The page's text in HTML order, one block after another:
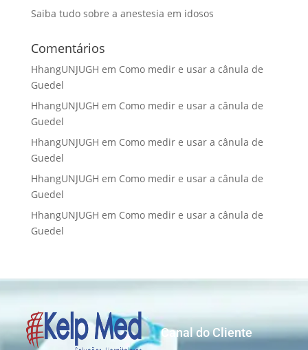
Saiba tudo sobre a anestesia em idosos
Comentários
HhangUNJUGH em Como medir e usar a cânula de
Guedel
HhangUNJUGH em Como medir e usar a cânula de
Guedel
HhangUNJUGH em Como medir e usar a cânula de
Guedel
HhangUNJUGH em Como medir e usar a cânula de
Guedel
HhangUNJUGH em Como medir e usar a cânula de
Guedel
Canal do Cliente